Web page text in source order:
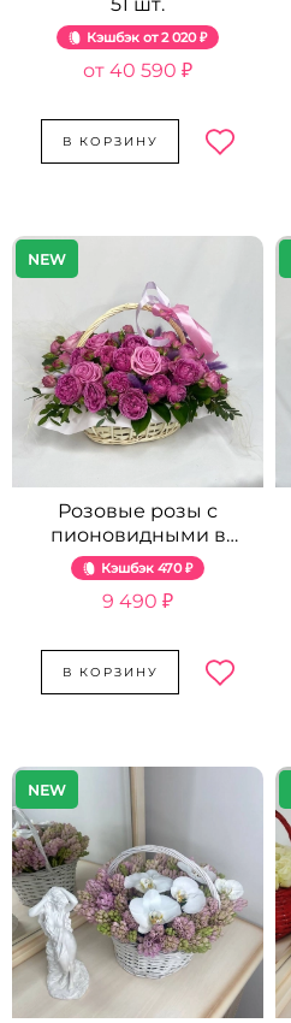
Кэшбэк 2 020 ₽
40 590 ₽
В КОРЗИНУ
NEW
Розовые розы с
пионовидными в
миксе - 15 шт.
Кэшбэк 470 ₽
9 490 ₽
В КОРЗИНУ
NEW